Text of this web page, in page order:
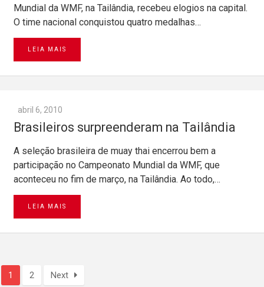
Mundial da WMF, na Tailândia, recebeu elogios na capital.
O time nacional conquistou quatro medalhas…
LEIA MAIS
abril 6, 2010
Brasileiros surpreenderam na Tailândia
A seleção brasileira de muay thai encerrou bem a
participação no Campeonato Mundial da WMF, que
aconteceu no fim de março, na Tailândia. Ao todo,…
LEIA MAIS
1 2 Next